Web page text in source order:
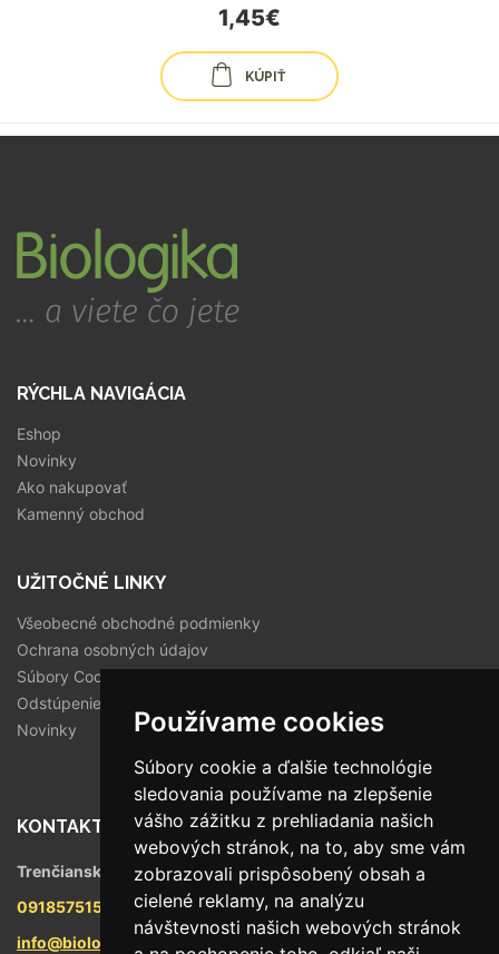
Používame cookies
Súbory cookie a ďalšie technológie
sledovania používame na zlepšenie
vášho zážitku z prehliadania našich
webových stránok, na to, aby sme vám
zobrazovali prispôsobený obsah a
cielené reklamy, na analýzu
návštevnosti našich webových stránok
1,45€
KÚPIŤ
RÝCHLA NAVIGÁCIA
Eshop
Novinky
Ako nakupovať
Kamenný obchod
UŽITOČNÉ LINKY
Všeobecné obchodné podmienky
Ochrana osobných údajov
Súbory Cookies
Odstúpenie od zmluvy
Novinky
KONTAKT
Trenčianska 56/F, 821 09 Bratislava
0918575158
info@biologika.sk